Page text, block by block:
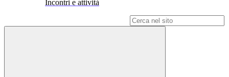
Incontri e attività